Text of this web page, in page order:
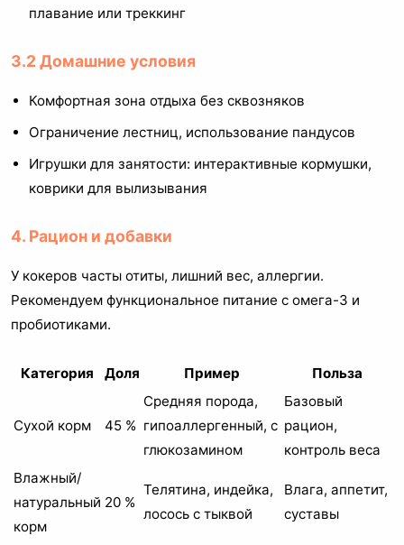
плавание или треккинг
3.2 Домашние условия
Комфортная зона отдыха без сквозняков
Ограничение лестниц, использование пандусов
Игрушки для занятости: интерактивные кормушки,
коврики для вылизывания
4. Рацион и добавки
У кокеров часты отиты, лишний вес, аллергии.
Рекомендуем функциональное питание с омега-3 и
пробиотиками.
Категория Доля Пример Польза
Сухой корм 45 %
Средняя порода,
гипоаллергенный, с
глюкозамином
Базовый
рацион,
контроль веса
Влажный/
натуральный
корм
20 %
Телятина, индейка,
лосось с тыквой
Влага, аппетит,
суставы